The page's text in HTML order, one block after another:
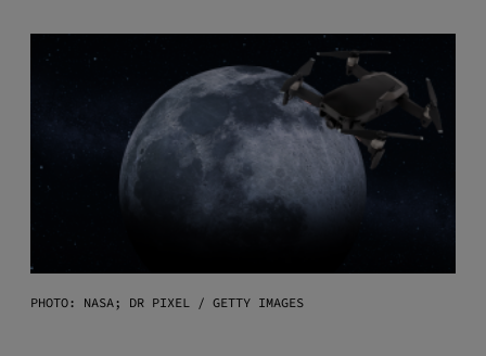
PHOTO: NASA; DR PIXEL / GETTY IMAGES